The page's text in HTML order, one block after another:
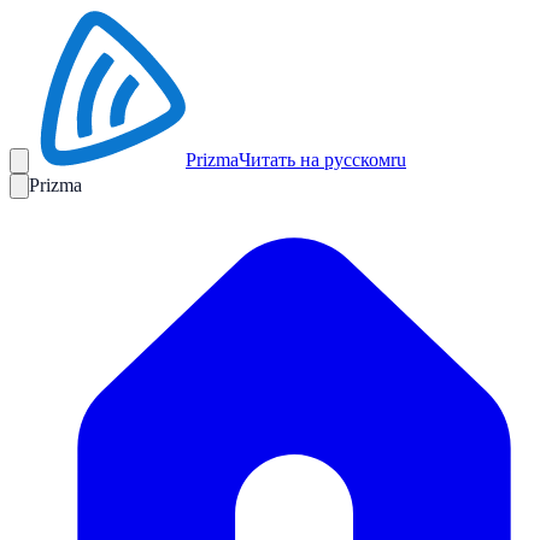
PrizmaЧитать на русскомru
Prizma